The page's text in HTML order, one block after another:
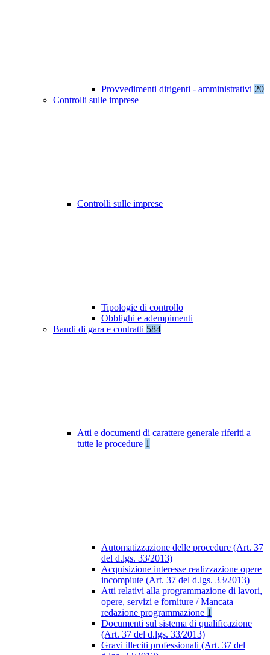
Provvedimenti dirigenti - amministrativi 20
Controlli sulle imprese
Controlli sulle imprese
Tipologie di controllo
Obblighi e adempimenti
Bandi di gara e contratti 584
Atti e documenti di carattere generale riferiti a
tutte le procedure 1
Automatizzazione delle procedure (Art. 37
del d.lgs. 33/2013)
Acquisizione interesse realizzazione opere
incompiute (Art. 37 del d.lgs. 33/2013)
Atti relativi alla programmazione di lavori,
opere, servizi e forniture / Mancata
redazione programmazione 1
Documenti sul sistema di qualificazione
(Art. 37 del d.lgs. 33/2013)
Gravi illeciti professionali (Art. 37 del